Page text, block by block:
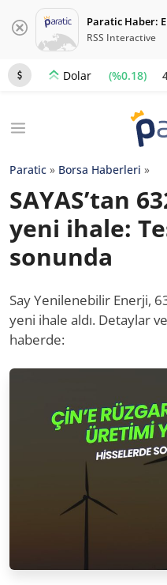
Paratic Haber:
RSS Interactive
Dolar (%0.18)
Paratic » Borsa Haberleri »
SAYAS’tan
yeni ihale:
sonunda
Say Yenilenebilir Enerji,
yeni ihale aldı. Detaylar
haberde: